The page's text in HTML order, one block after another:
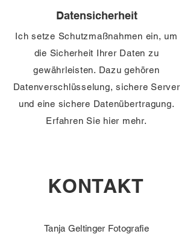
Datensicherheit
Ich setze Schutzmaßnahmen ein, um
die Sicherheit Ihrer Daten zu
gewährleisten. Dazu gehören
Datenverschlüsselung, sichere Server
und eine sichere Datenübertragung.
Erfahren Sie hier mehr.
KONTAKT
Tanja Geltinger Fotografie